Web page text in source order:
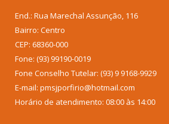
End.: Rua Marechal Assunção, 116
Bairro: Centro
CEP: 68360-000
Fone: (93) 99190-0019
Fone Conselho Tutelar: (93) 9 9168-9929
E-mail: pmsjporfirio@hotmail.com
Horário de atendimento: 08:00 às 14:00